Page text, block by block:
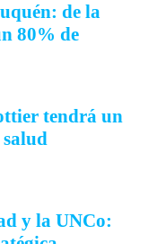
de la
80% de
tendrá un
salud
y la UNCo: